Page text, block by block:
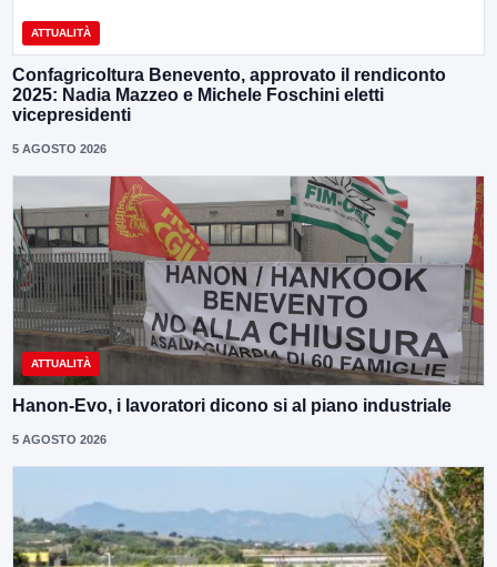
ATTUALITÀ
Confagricoltura Benevento, approvato il rendiconto
2025: Nadia Mazzeo e Michele Foschini eletti
vicepresidenti
5 AGOSTO 2026
ATTUALITÀ
Hanon-Evo, i lavoratori dicono si al piano industriale
5 AGOSTO 2026